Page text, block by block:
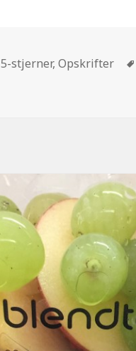
Kategorier
5-stjerner,Opskrifter